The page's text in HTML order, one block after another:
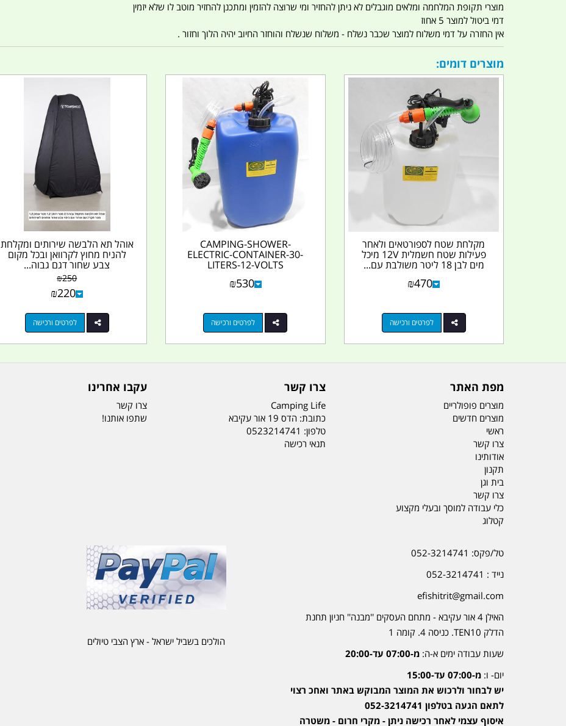
מוצרי תקופת המלחמה ומלאים מוגבלים לא ניתן להחזיר ומי שרוצה להזמין ומתכנן להחזיר מוטב לו שלא יזמין
דמי ביטול למוצר 5 אחוז
אין החזרה על דמי משלוח למוצר שכבר נשלח - משלוח שנשלח והוחזר החיוב יהיה הלוך וחזור .
מוצרים דומים:
מקלחת שטח לספורטאים ולאחר
פעילות שטח חשמלית 12V מיכל
מים לבן 18 ליטר משולבת עם...
₪470
לפרטים ורכישה
CAMPING-SHOWER-
ELECTRIC-CONTAINER-30-
LITERS-12-VOLTS
₪530
לפרטים ורכישה
אוהל תא הלבשה שירותים ומקלחת
להניח מחוץ לקרוואן ובכל מקום
צבע שחור דגם גבוה...
₪250
₪220
לפרטים ורכישה
מפת האתר
מוצרים פופולריים
מוצרים חדשים
ראשי
צרו קשר
אודותינו
תקנון
בית וגן
צרו קשר
כלי עבודה למוסך ובעלי מקצוע
קטלוג
צרו קשר
Camping Life
כתובת: הדס 19 אור עקיבא
טלפון: 0523214741
תנאי רכישה
עקבו אחרינו
צרו קשר
שתפו אותנו!
טל/פקס: 052-3214741
נייד : 052-3214741
efishitrit@gmail.com
האילן 4 אור עקיבא - מתחם העסקים ''מבנה'' חניון תחנת
הדלק TEN10. כניסה 4. קומה 1
שעות עבודה ימים א-ה: מ-07:00 עד-20:00
יום- ו: מ-07:00 עד-15:00
יש לבחור ולרכוש את המוצר המבוקש באתר ואחכ רצוי
לתאם הגעה בטלפון 052-3214741
איסוף עצמי לאחר רכישה ניתן - מקרי חרום - משטרה
הולכים בשביל ישראל - ארץ הצבי טיולים